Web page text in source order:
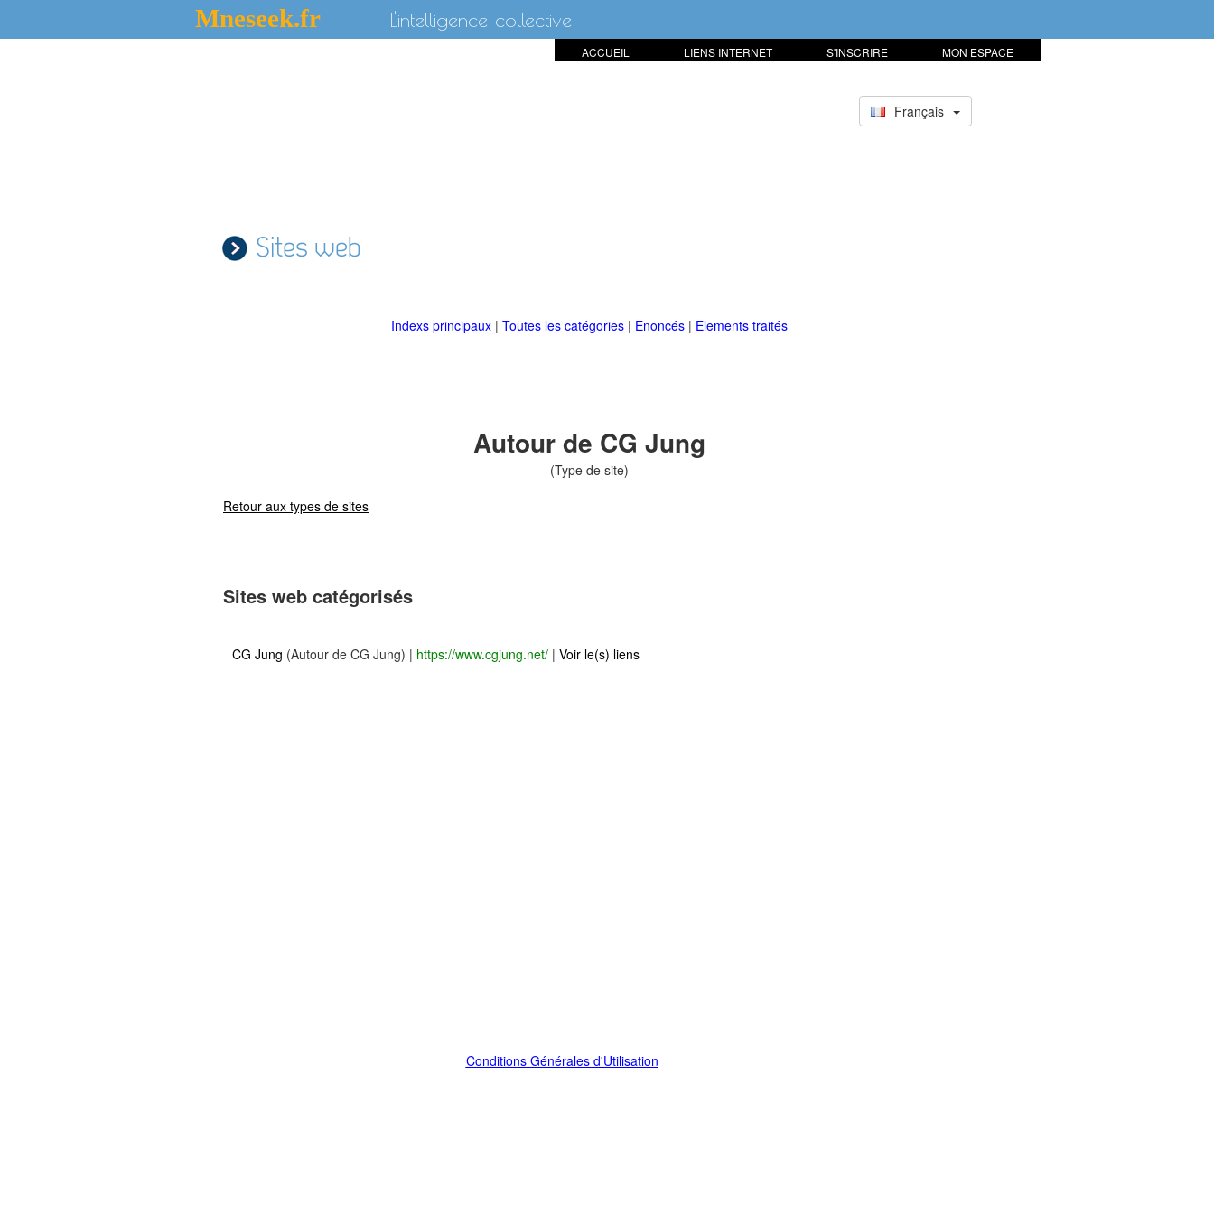
Mneseek.fr L'intelligence collective
MON ESPACE
S'INSCRIRE
LIENS INTERNET
ACCUEIL
Français
Sites web
Indexs principaux | Toutes les catégories | Enoncés | Elements traités
Autour de CG Jung
(Type de site)
Retour aux types de sites
Sites web catégorisés
CG Jung (Autour de CG Jung) | https://www.cgjung.net/ | Voir le(s) liens
Conditions Générales d'Utilisation